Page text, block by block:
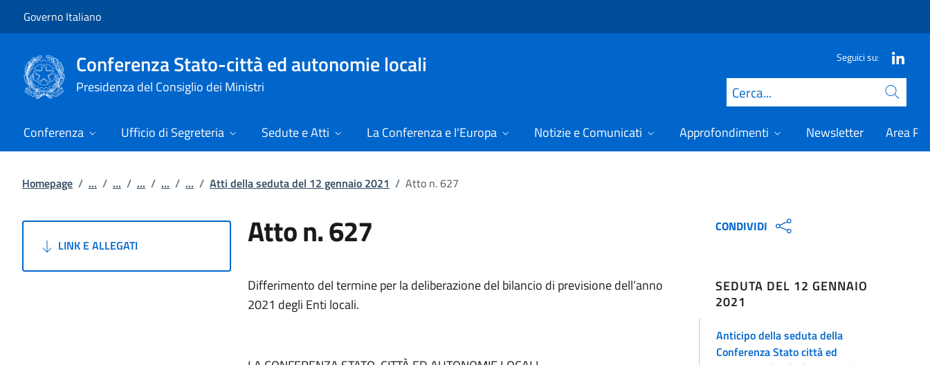
Governo Italiano
Conferenza Stato-città ed autonomie locali
Presidenza del Consiglio dei Ministri
Seguici su:
Cerca
Conferenza Ufficio di Segreteria Sedute e Atti La Conferenza e l'Europa Notizie e Comunicati Approfondimenti Newsletter Area
Homepage / ... / ... / ... / ... / ... / Atti della seduta del 12 gennaio 2021 / Atto n. 627
LINK E ALLEGATI Atto n. 627
Differimento del termine per la deliberazione del bilancio di previsione dell’anno
2021 degli Enti locali.
CONDIVIDI
SEDUTA DEL 12 GENNAIO
2021
Anticipo della seduta della
Conferenza Stato città ed